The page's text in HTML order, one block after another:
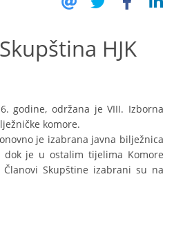
HJK
godine, održana je VIII. Izborna
komore.
je izabrana javna bilježnica
dok je u ostalim tijelima Komore
Skupštine izabrani su na